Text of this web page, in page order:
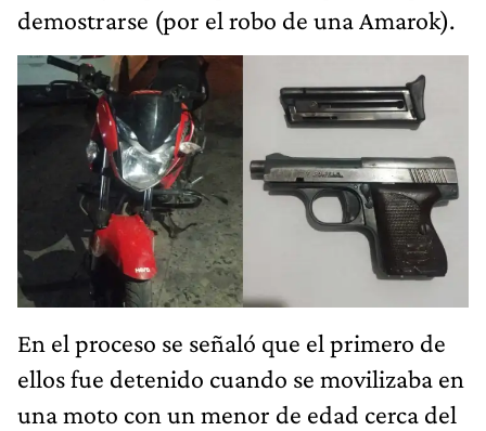
demostrarse (por el robo de una Amarok).
En el proceso se señaló que el primero de
ellos fue detenido cuando se movilizaba en
una moto con un menor de edad cerca del